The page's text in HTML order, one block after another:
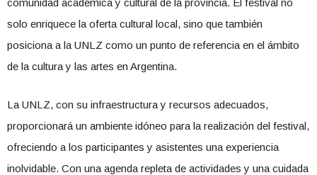
comunidad académica y cultural de la provincia. El festival no
solo enriquece la oferta cultural local, sino que también
posiciona a la UNLZ como un punto de referencia en el ámbito
de la cultura y las artes en Argentina.
La UNLZ, con su infraestructura y recursos adecuados,
proporcionará un ambiente idóneo para la realización del festival,
ofreciendo a los participantes y asistentes una experiencia
inolvidable. Con una agenda repleta de actividades y una cuidada